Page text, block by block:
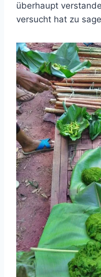
überhaupt
versucht hat zu